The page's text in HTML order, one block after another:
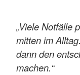
„Viele Notfälle
mitten im
dann den
machen.“